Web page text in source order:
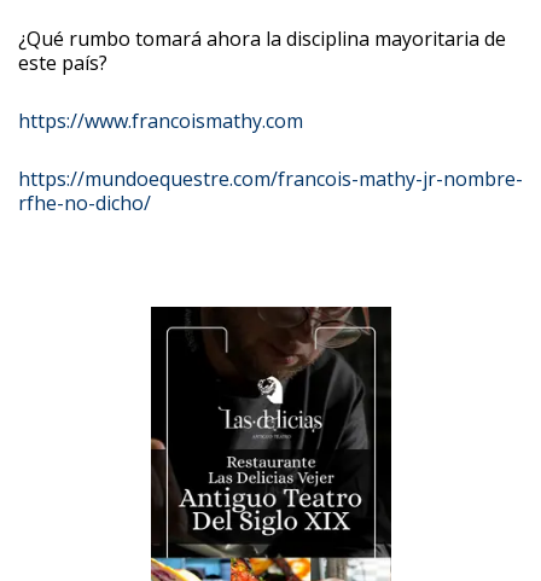
¿Qué rumbo tomará ahora la disciplina mayoritaria de
este país?
https://www.francoismathy.com
https://mundoequestre.com/francois-mathy-jr-nombre-
rfhe-no-dicho/